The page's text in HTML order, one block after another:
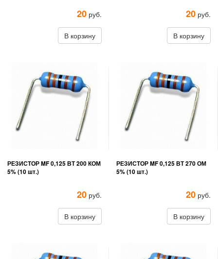
20 руб.
В корзину
20 руб.
В корзину
РЕЗИСТОР MF 0,125 ВТ 200 КОМ
5% (10 шт.)
20 руб.
В корзину
РЕЗИСТОР MF 0,125 ВТ 270 ОМ
5% (10 шт.)
20 руб.
В корзину